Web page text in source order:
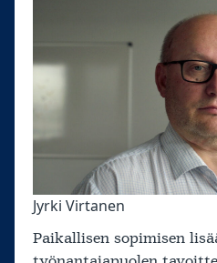
Jyrki Virtanen
Paikallisen sopimisen